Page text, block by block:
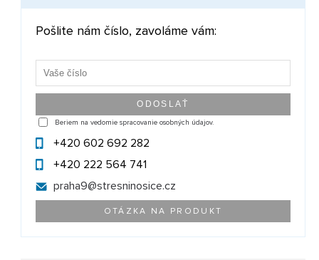
Pošlite nám číslo, zavoláme vám:
Beriem na vedomie spracovanie osobných údajov.
+420 602 692 282
+420 222 564 741
praha9@stresninosice.cz
OTÁZKA NA PRODUKT